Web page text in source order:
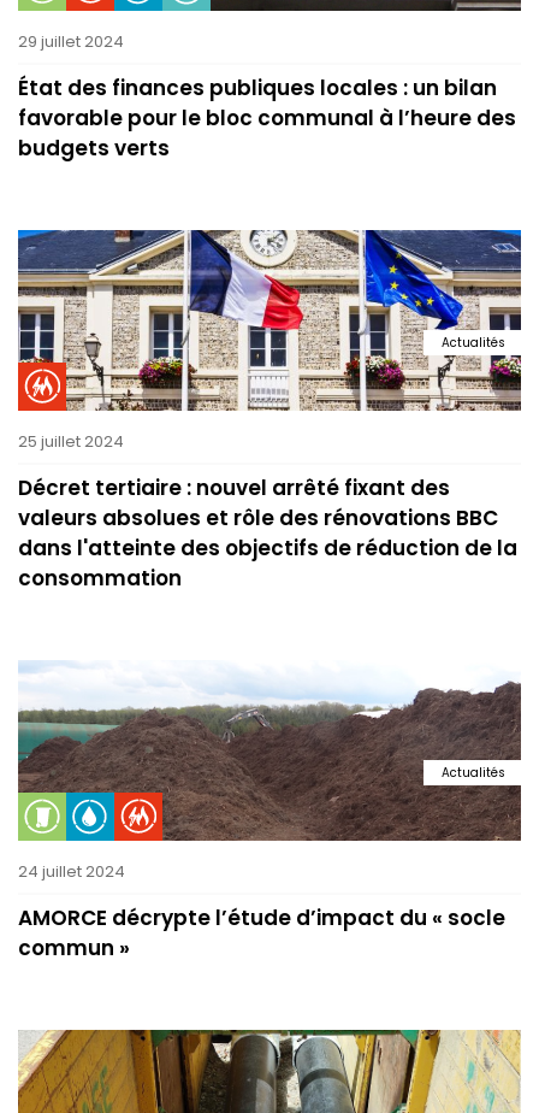
29 juillet 2024
État des finances publiques locales : un bilan
favorable pour le bloc communal à l’heure des
budgets verts
Actualités
25 juillet 2024
Décret tertiaire : nouvel arrêté fixant des
valeurs absolues et rôle des rénovations BBC
dans l'atteinte des objectifs de réduction de la
consommation
Actualités
24 juillet 2024
AMORCE décrypte l’étude d’impact du « socle
commun »